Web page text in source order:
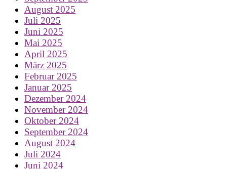
August 2025
Juli 2025
Juni 2025
Mai 2025
April 2025
März 2025
Februar 2025
Januar 2025
Dezember 2024
November 2024
Oktober 2024
September 2024
August 2024
Juli 2024
Juni 2024